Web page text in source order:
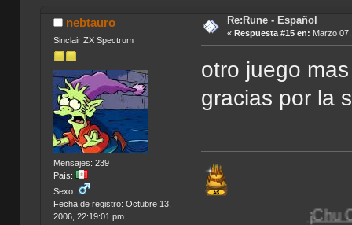
nebtauro
Sinclair ZX Spectrum
Mensajes: 239
País:
Sexo:
Fecha de registro: Octubre 13,
2006, 22:19:01 pm
Re:Rune - Español
« Respuesta #15 en: Marzo
otro juego
gracias por la
¡Chu Chu Ua